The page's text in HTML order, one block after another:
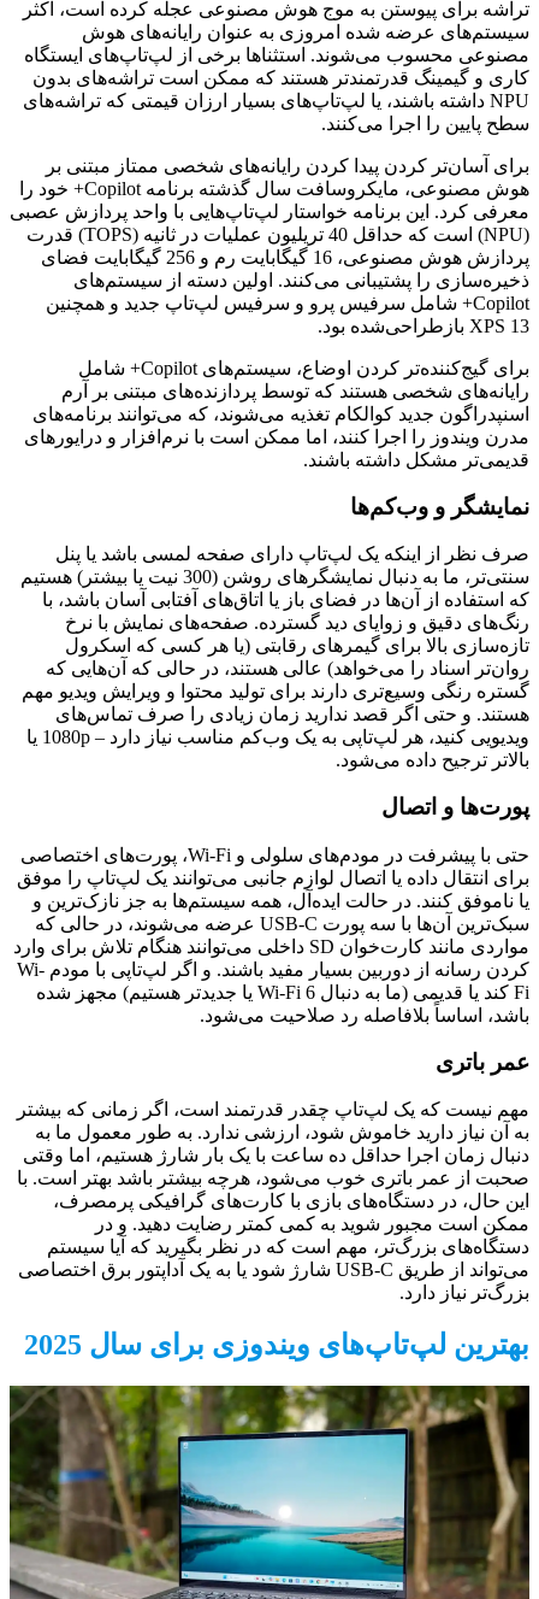
تراشه برای پیوستن به موج هوش مصنوعی عجله کرده است، اکثر
سیستم‌های عرضه شده امروزی به عنوان رایانه‌های هوش
مصنوعی محسوب می‌شوند. استثناها برخی از لپ‌تاپ‌های ایستگاه
کاری و گیمینگ قدرتمندتر هستند که ممکن است تراشه‌های بدون
NPU داشته باشند، یا لپ‌تاپ‌های بسیار ارزان قیمتی که تراشه‌های
سطح پایین را اجرا می‌کنند.
برای آسان‌تر کردن پیدا کردن رایانه‌های شخصی ممتاز مبتنی بر
هوش مصنوعی، مایکروسافت سال گذشته برنامه Copilot+ خود را
معرفی کرد. این برنامه خواستار لپ‌تاپ‌هایی با واحد پردازش عصبی
(NPU) است که حداقل 40 تریلیون عملیات در ثانیه (TOPS) قدرت
پردازش هوش مصنوعی، 16 گیگابایت رم و 256 گیگابایت فضای
ذخیره‌سازی را پشتیبانی می‌کنند. اولین دسته از سیستم‌های
Copilot+ شامل سرفیس پرو و سرفیس لپ‌تاپ جدید و همچنین
XPS 13 بازطراحی‌شده بود.
برای گیج‌کننده‌تر کردن اوضاع، سیستم‌های Copilot+ شامل
رایانه‌های شخصی هستند که توسط پردازنده‌های مبتنی بر آرم
اسنپدراگون جدید کوالکام تغذیه می‌شوند، که می‌توانند برنامه‌های
مدرن ویندوز را اجرا کنند، اما ممکن است با نرم‌افزار و درایورهای
قدیمی‌تر مشکل داشته باشند.
نمایشگر و وب‌کم‌ها
صرف نظر از اینکه یک لپ‌تاپ دارای صفحه لمسی باشد یا پنل
سنتی‌تر، ما به دنبال نمایشگرهای روشن (300 نیت یا بیشتر) هستیم
که استفاده از آن‌ها در فضای باز یا اتاق‌های آفتابی آسان باشد، با
رنگ‌های دقیق و زوایای دید گسترده. صفحه‌های نمایش با نرخ
تازه‌سازی بالا برای گیمرهای رقابتی (یا هر کسی که اسکرول
روان‌تر اسناد را می‌خواهد) عالی هستند، در حالی که آن‌هایی که
گستره رنگی وسیع‌تری دارند برای تولید محتوا و ویرایش ویدیو مهم
هستند. و حتی اگر قصد ندارید زمان زیادی را صرف تماس‌های
ویدیویی کنید، هر لپ‌تاپی به یک وب‌کم مناسب نیاز دارد – 1080p یا
بالاتر ترجیح داده می‌شود.
پورت‌ها و اتصال
حتی با پیشرفت در مودم‌های سلولی و Wi-Fi، پورت‌های اختصاصی
برای انتقال داده یا اتصال لوازم جانبی می‌توانند یک لپ‌تاپ را موفق
یا ناموفق کنند. در حالت ایده‌آل، همه سیستم‌ها به جز نازک‌ترین و
سبک‌ترین آن‌ها با سه پورت USB-C عرضه می‌شوند، در حالی که
مواردی مانند کارت‌خوان SD داخلی می‌توانند هنگام تلاش برای وارد
کردن رسانه از دوربین بسیار مفید باشند. و اگر لپ‌تاپی با مودم Wi-
Fi کند یا قدیمی (ما به دنبال Wi-Fi 6 یا جدیدتر هستیم) مجهز شده
باشد، اساساً بلافاصله رد صلاحیت می‌شود.
عمر باتری
مهم نیست که یک لپ‌تاپ چقدر قدرتمند است، اگر زمانی که بیشتر
به آن نیاز دارید خاموش شود، ارزشی ندارد. به طور معمول ما به
دنبال زمان اجرا حداقل ده ساعت با یک بار شارژ هستیم، اما وقتی
صحبت از عمر باتری خوب می‌شود، هرچه بیشتر باشد بهتر است. با
این حال، در دستگاه‌های بازی با کارت‌های گرافیکی پرمصرف،
ممکن است مجبور شوید به کمی کمتر رضایت دهید. و در
دستگاه‌های بزرگ‌تر، مهم است که در نظر بگیرید که آیا سیستم
می‌تواند از طریق USB-C شارژ شود یا به یک آداپتور برق اختصاصی
بزرگ‌تر نیاز دارد.
بهترین لپ‌تاپ‌های ویندوزی برای سال 2025